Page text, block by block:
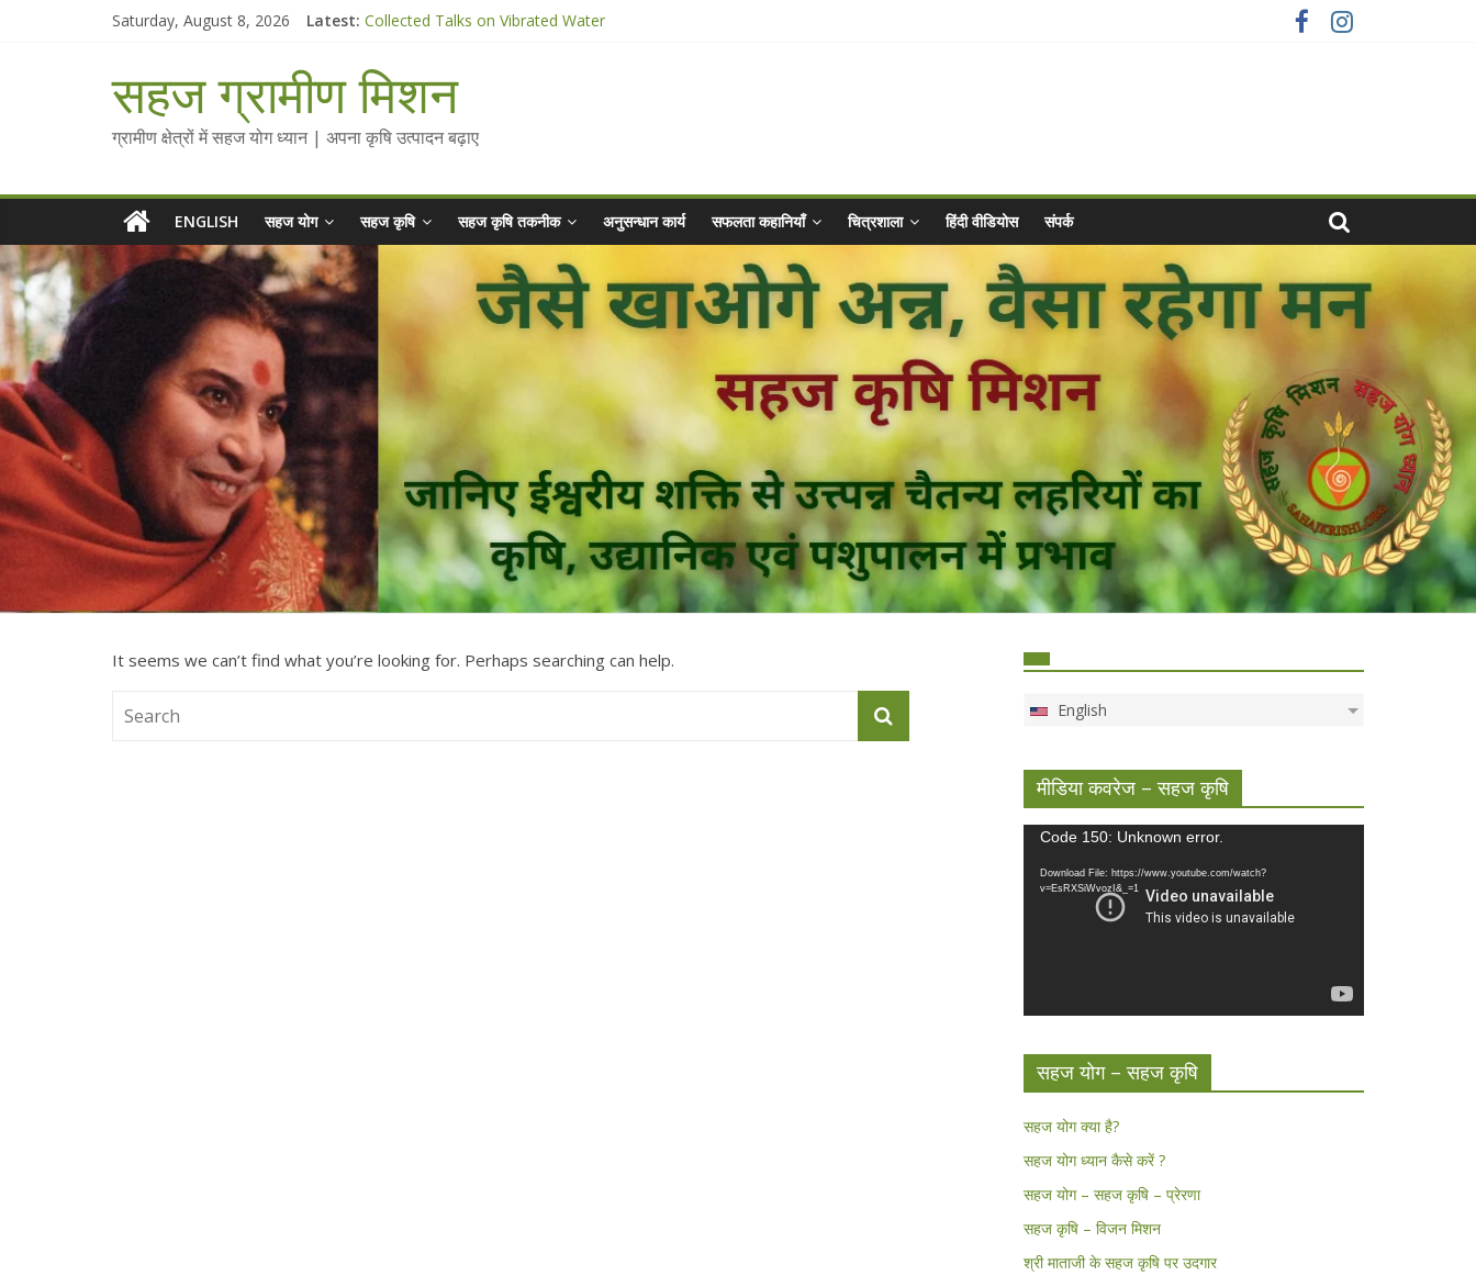
Saturday, August 8, 2026 Latest: Chalo Gaon Ki Or Abhiyaan - 2025-26
सहज कृषि प्रचार-प्रसार किट
चैतन्यित जल pdf
Standee Designs @ 2025 for Sahaj Krishi Promotions
सहज ग्रामीण मिशन
ग्रामीण क्षेत्रों में सहज योग ध्यान | अपना कृषि उत्पादन बढ़ाए
ENGLISH सहज योग सहज कृषि सहज कृषि तकनीक अनुसन्धान कार्य सफलता कहानियाँ चित्रशाला हिंदी वीडियोस संपर्क
It seems we can’t find what you’re looking for. Perhaps searching can help.
English
मीडिया कवरेज – सहज कृषि
Video
Code 150: Unknown error.
Download File: https://www.youtube.com/watch?
v=EsRXSiWvozI&_=1
सहज योग – सहज कृषि
सहज योग क्या है?
सहज योग ध्यान कैसे करें ?
सहज योग – सहज कृषि – प्रेरणा
सहज कृषि – विजन मिशन
श्री माताजी के सहज कृषि पर उदगार